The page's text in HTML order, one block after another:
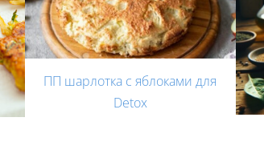
ПП шарлотка с яблоками для
Detox